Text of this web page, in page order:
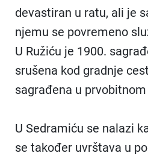
devastiran u ratu, ali je
njemu se povremeno
U Ružiću je 1900.
srušena kod gradnje
sagrađena u
U Sedramiću se nalazi
se također uvrštava u